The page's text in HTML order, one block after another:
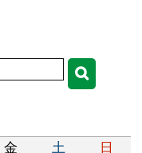
金 土
日